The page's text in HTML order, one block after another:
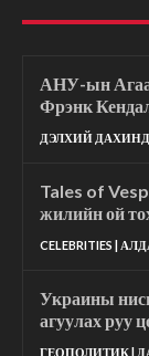
АНУ-ын
Фрэнк
ДЭЛХИЙ ДАХИНД
Tales of
жилийн ой
CELEBRITIES |
Украины
агуулах руу
ГЕОПОЛИТИК |